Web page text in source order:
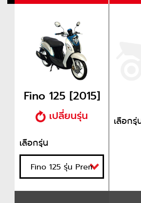
Fino 125 [2015]
เปลี่ยนรุ่น
เลือกรุ่น
เลือกรุ่